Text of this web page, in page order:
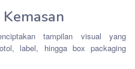
tampilan visual yang
label, hingga box packaging